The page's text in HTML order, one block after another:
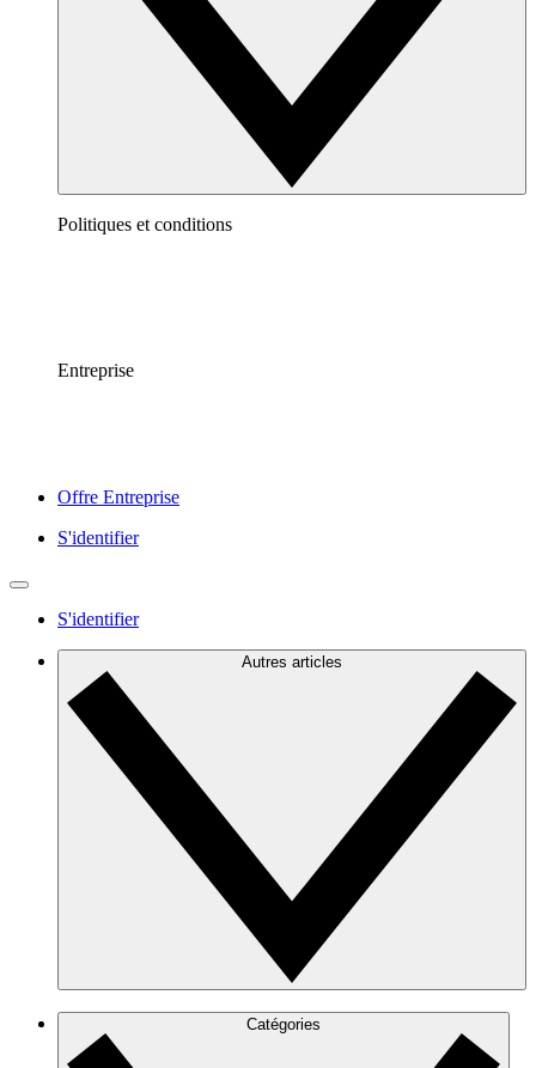
Politiques et conditions
Entreprise
Offre Entreprise
S'identifier
S'identifier
Autres articles
Catégories